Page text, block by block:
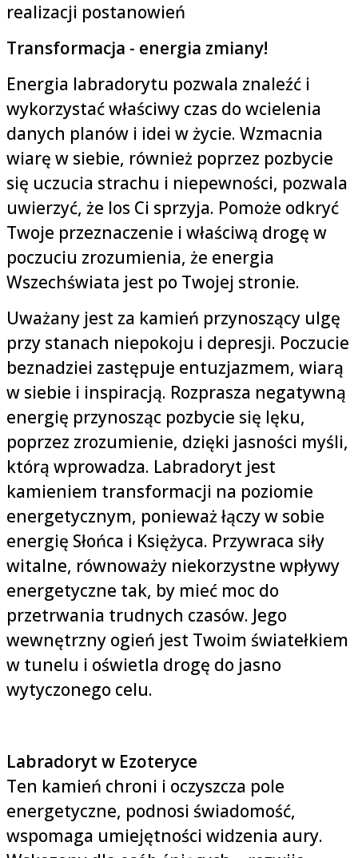
realizacji postanowień
Transformacja - energia zmiany!
Energia labradorytu pozwala znaleźć i
wykorzystać właściwy czas do wcielenia
danych planów i idei w życie. Wzmacnia
wiarę w siebie, również poprzez pozbycie
się uczucia strachu i niepewności, pozwala
uwierzyć, że los Ci sprzyja. Pomoże odkryć
Twoje przeznaczenie i właściwą drogę w
poczuciu zrozumienia, że energia
Wszechświata jest po Twojej stronie.
Uważany jest za kamień przynoszący ulgę
przy stanach niepokoju i depresji. Poczucie
beznadziei zastępuje entuzjazmem, wiarą
w siebie i inspiracją. Rozprasza negatywną
energię przynosząc pozbycie się lęku,
poprzez zrozumienie, dzięki jasności myśli,
którą wprowadza. Labradoryt jest
kamieniem transformacji na poziomie
energetycznym, ponieważ łączy w sobie
energię Słońca i Księżyca. Przywraca siły
witalne, równoważy niekorzystne wpływy
energetyczne tak, by mieć moc do
przetrwania trudnych czasów. Jego
wewnętrzny ogień jest Twoim światełkiem
w tunelu i oświetla drogę do jasno
wytyczonego celu.
Labradoryt w Ezoteryce
Ten kamień chroni i oczyszcza pole
energetyczne, podnosi świadomość,
wspomaga umiejętności widzenia aury.